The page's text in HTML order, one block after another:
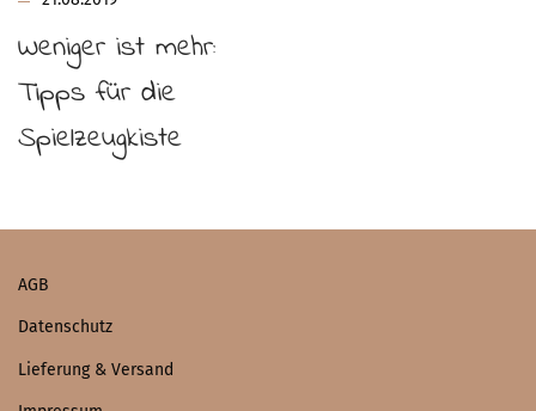
Weniger ist mehr:
Tipps für die
Spielzeugkiste
AGB
Datenschutz
Lieferung & Versand